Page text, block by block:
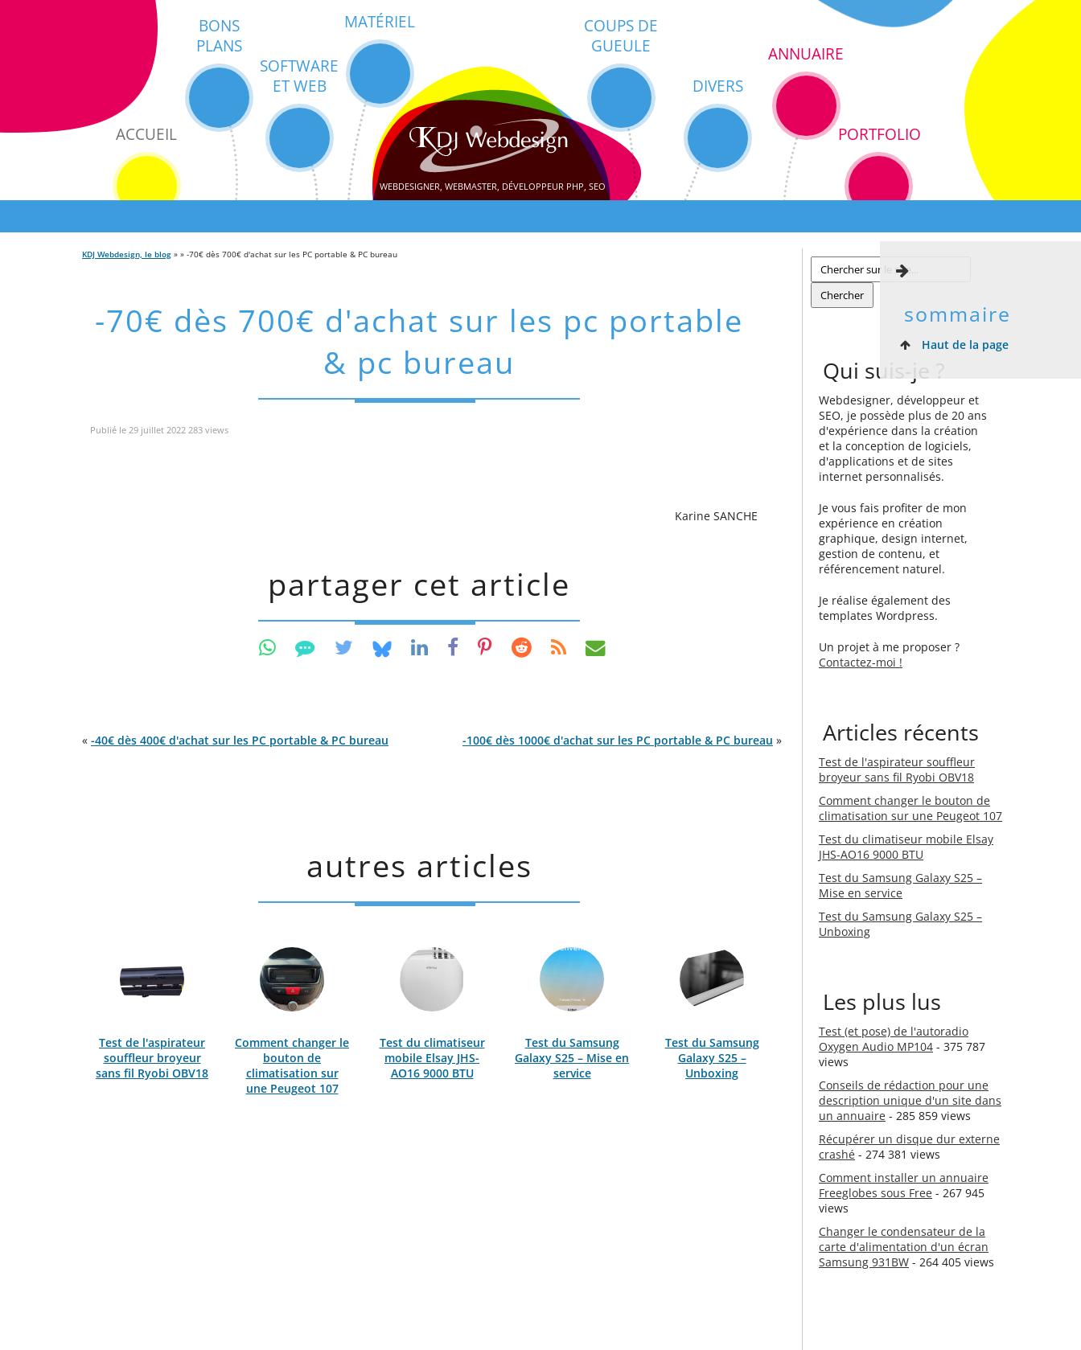
ACCUEIL
BONS
PLANS
SOFTWARE
ET WEB
MATÉRIEL
COUPS DE
GUEULE
DIVERS
ANNUAIRE
PORTFOLIO
WEBDESIGNER, WEBMASTER, DÉVELOPPEUR PHP, SEO
KDJ Webdesign, le blog » » -70€ dès 700€ d'achat sur les PC portable & PC bureau
-70€ dès 700€ d'achat sur les pc portable
& pc bureau
sommaire
Haut de la page
Publié le 29 juillet 2022 283 views
Karine SANCHE
partager cet article
« -40€ dès 400€ d'achat sur les PC portable & PC bureau -100€ dès 1000€ d'achat sur les PC portable & PC bureau »
autres articles
Test de l'aspirateur
souffleur broyeur
sans fil Ryobi OBV18
Comment changer le
bouton de
climatisation sur
une Peugeot 107
Test du climatiseur
mobile Elsay JHS-
AO16 9000 BTU
Test du Samsung
Galaxy S25 – Mise en
service
Test du Samsung
Galaxy S25 –
Unboxing
Qui suis-je ?
Webdesigner, développeur et
SEO, je possède plus de 20 ans
d'expérience dans la création
et la conception de logiciels,
d'applications et de sites
internet personnalisés.
Je vous fais profiter de mon
expérience en création
graphique, design internet,
gestion de contenu, et
référencement naturel.
Je réalise également des
templates Wordpress.
Un projet à me proposer ?
Contactez-moi !
Articles récents
Test de l'aspirateur souffleur
broyeur sans fil Ryobi OBV18
Comment changer le bouton de
climatisation sur une Peugeot 107
Test du climatiseur mobile Elsay
JHS-AO16 9000 BTU
Test du Samsung Galaxy S25 –
Mise en service
Test du Samsung Galaxy S25 –
Unboxing
Les plus lus
Test (et pose) de l'autoradio
Oxygen Audio MP104 - 375 787
views
Conseils de rédaction pour une
description unique d'un site dans
un annuaire - 285 859 views
Récupérer un disque dur externe
crashé - 274 381 views
Comment installer un annuaire
Freeglobes sous Free - 267 945
views
Changer le condensateur de la
carte d'alimentation d'un écran
Samsung 931BW - 264 405 views